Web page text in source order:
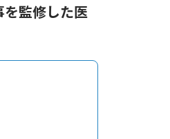
監修した医